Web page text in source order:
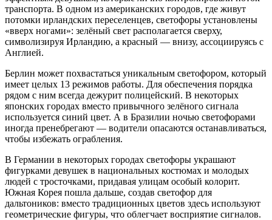
транспорта. В одном из американских городов, где живут
потомки ирландских переселенцев, светофоры установлены
«вверх ногами»: зелёный свет располагается сверху,
символизируя Ирландию, а красный — внизу, ассоциируясь с
Англией.
Берлин может похвастаться уникальным светофором, который
имеет целых 13 режимов работы. Для обеспечения порядка
рядом с ним всегда дежурит полицейский. В некоторых
японских городах вместо привычного зелёного сигнала
используется синий цвет. А в Бразилии ночью светофорами
иногда пренебрегают — водители опасаются останавливаться,
чтобы избежать ограбления.
В Германии в некоторых городах светофоры украшают
фигурками девушек в национальных костюмах и молодых
людей с тросточками, придавая улицам особый колорит.
Южная Корея пошла дальше, создав светофор для
дальтоников: вместо традиционных цветов здесь используют
геометрические фигуры, что облегчает восприятие сигналов.